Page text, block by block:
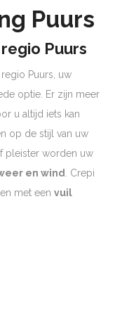
Puurs
Puurs
Puurs, uw
optie. Er zijn meer
u altijd iets kan
op de stijl van uw
pleister worden uw
en wind. Crepi
met een vuil